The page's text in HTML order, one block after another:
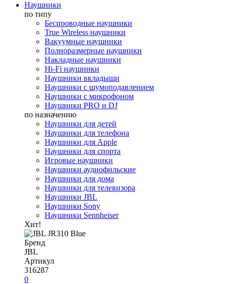
Наушники
по типу
Беспроводные наушники
True Wireless наушники
Вакуумные наушники
Полноразмерные наушники
Накладные наушники
Hi-Fi наушники
Наушники вкладыши
Наушники с шумоподавлением
Наушники с микрофоном
Наушники PRO и DJ
по назначению
Наушники для детей
Наушники для телефона
Наушники для Apple
Наушники для спорта
Игровые наушники
Наушники аудиофильские
Наушники для дома
Наушники для телевизора
Наушники JBL
Наушники Sony
Наушники Sennheiser
Хит!
Бренд
JBL
Артикул
316287
0